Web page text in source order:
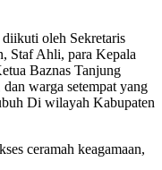
oleh Sekretaris
Staf Ahli, para Kepala
Baznas Tanjung
warga setempat yang
Di wilayah Kabupaten
ceramah keagamaan,